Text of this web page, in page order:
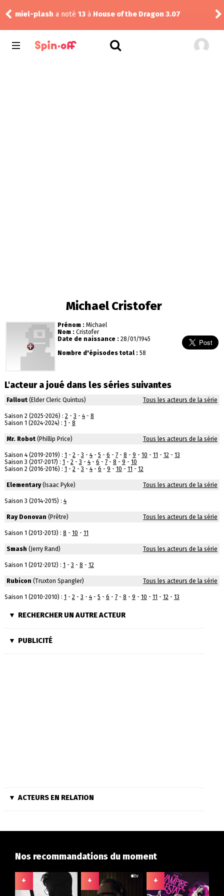
miel-plash a noté 13 à House of the Dragon 3.07
Michael Cristofer
Prénom : Michael
Nom : Cristofer
Date de naissance : 28/01/1945
Nombre d'épisodes total : 58
L'acteur a joué dans les séries suivantes
Fallout(Elder Cleric Quintus) Tous les acteurs de la série
Saison 2 (2025-2026) : 2- 3 - 4- 8
Saison 1 (2024-2024) : 1 - 8
Mr. Robot(Phillip Price) Tous les acteurs de la série
Saison 4 (2019-2019) : 1 - 2- 3 - 4- 5 - 6 - 7- 8 - 9 - 10 - 11 - 12- 13
Saison 3 (2017-2017) : 1 - 2- 3 - 4- 6 - 7- 8 - 9 - 10
Saison 2 (2016-2016) : 1 - 2- 3 - 4- 6 - 9 - 10 - 11 - 12
Elementary(Isaac Pyke) Tous les acteurs de la série
Saison 3 (2014-2015) : 4
Ray Donovan (Prêtre) Tous les acteurs de la série
Saison 1 (2013-2013) : 8 - 10 - 11
Smash (Jerry Rand) Tous les acteurs de la série
Saison 1 (2012-2012) : 1 - 3 - 8 - 12
Rubicon (Truxton Spangler) Tous les acteurs de la série
Saison 1 (2010-2010) : 1 - 2- 3 - 4- 5 - 6 - 7- 8 - 9 - 10 - 11 - 12- 13
RECHERCHER UN AUTRE ACTEUR
PUBLICITÉ
ACTEURS EN RELATION
Nos recommandations du moment
+ + +